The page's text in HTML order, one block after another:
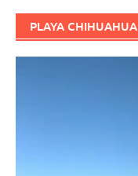
PLAYA CHIHUAHUA